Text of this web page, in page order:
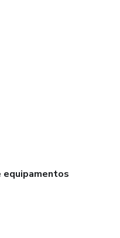
equipamentos